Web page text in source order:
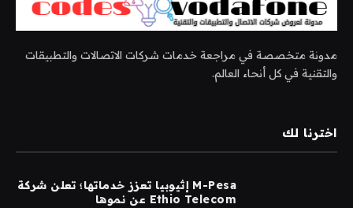
مدونة متخصصة في مراجعة خدمات شركات الاتصالات والتطبيقات
والتقنية في كل أنحاء العالم.
اخترنا لك
M-Pesa إثيوبيا تعزز خدماتها؛ تعلن شركة
Ethio Telecom عن نموها